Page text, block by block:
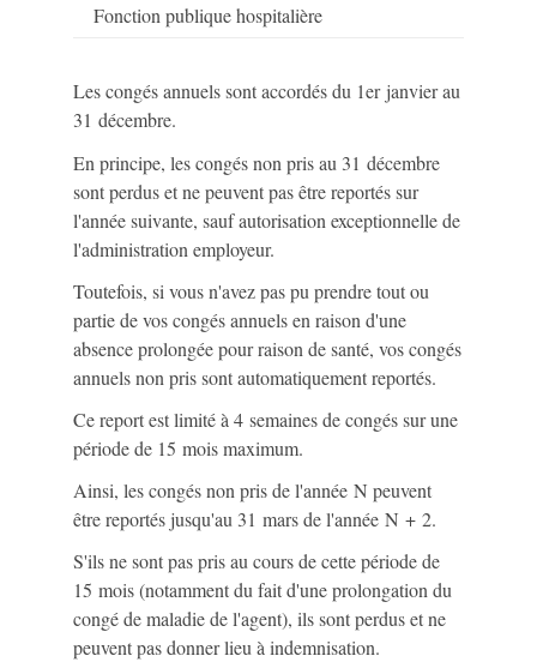
Fonction publique hospitalière
Les congés annuels sont accordés du 1erjanvier au
31 décembre.
En principe, les congés non pris au 31 décembre
sont perdus et ne peuvent pas être reportés sur
l'année suivante, sauf autorisation exceptionnelle de
l'administration employeur.
Toutefois, si vous n'avez pas pu prendre tout ou
partie de vos congés annuels en raison d'une
absence prolongée pour raison de santé, vos congés
annuels non pris sont automatiquement reportés.
Ce report est limité à 4 semaines de congés sur une
période de 15 mois maximum.
Ainsi, les congés non pris de l'année N peuvent
être reportés jusqu'au 31 mars de l'année N + 2.
S'ils ne sont pas pris au cours de cette période de
15 mois (notamment du fait d'une prolongation du
congé de maladie de l'agent), ils sont perdus et ne
peuvent pas donner lieu à indemnisation.